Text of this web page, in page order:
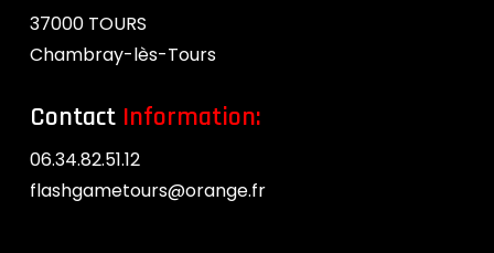
37000 TOURS
Chambray-lès-Tours
Contact Information:
06.34.82.51.12
flashgametours@orange.fr